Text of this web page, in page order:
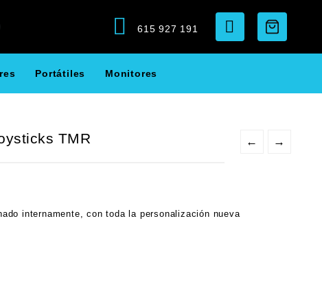
615 927 191
Portátiles Monitores
← →
TMR
internamente,con toda la personalización nueva